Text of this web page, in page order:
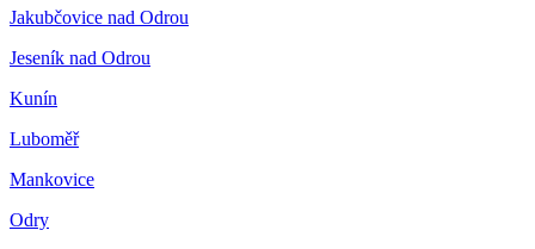
Jakubčovice nad Odrou
Jeseník nad Odrou
Kunín
Luboměř
Mankovice
Odry